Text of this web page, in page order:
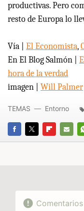
productivas. Pero
resto de Europa lo
Vía | El Economista,
En El Blog Salmón |
hora de la verdad
imagen | Will Palmer
FACEBOOK
TWITTERFLIPBOARD
E-
TEMAS Entorno